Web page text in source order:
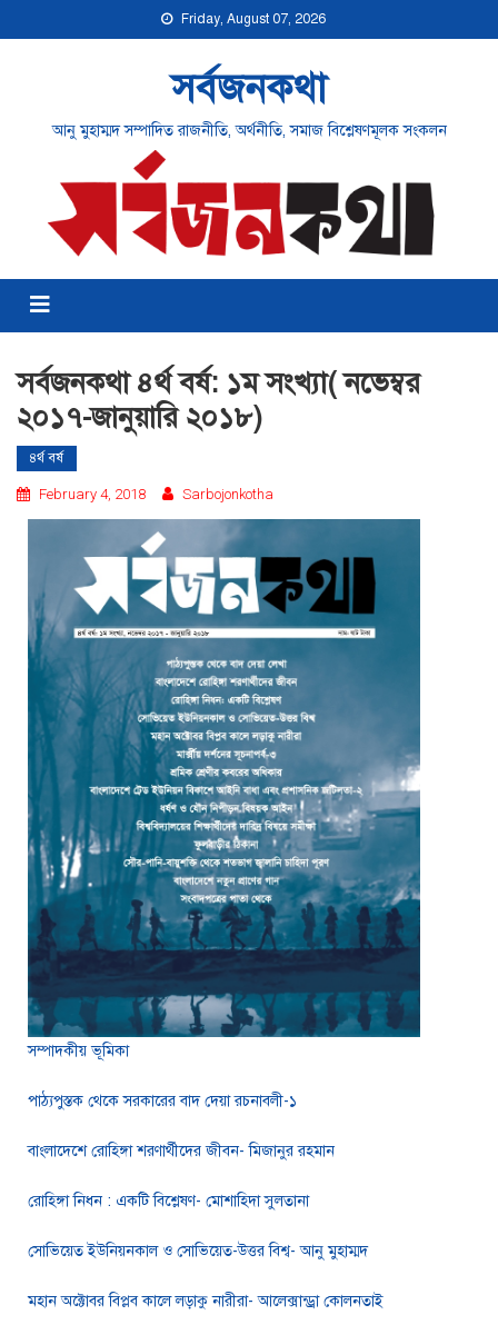
Friday, August 07, 2026
সর্বজনকথা
আনু মুহাম্মদ সম্পাদিত রাজনীতি, অর্থনীতি, সমাজ বিশ্লেষণমূলক সংকলন
সর্বজনকথা ৪র্থ বর্ষ: ১ম সংখ্যা( নভেম্বর
২০১৭-জানুয়ারি ২০১৮)
৪র্থ বর্ষ
February 4, 2018 Sarbojonkotha
সম্পাদকীয় ভূমিকা
পাঠ্যপুস্তক থেকে সরকারের বাদ দেয়া রচনাবলী-১
বাংলাদেশে রোহিঙ্গা শরণার্থীদের জীবন- মিজানুর রহমান
রোহিঙ্গা নিধন : একটি বিশ্লেষণ- মোশাহিদা সুলতানা
সোভিয়েত ইউনিয়নকাল ও সোভিয়েত-উত্তর বিশ্ব- আনু মুহাম্মদ
মহান অক্টোবর বিপ্লব কালে লড়াকু নারীরা- আলেক্সান্ড্রা কোলনতাই